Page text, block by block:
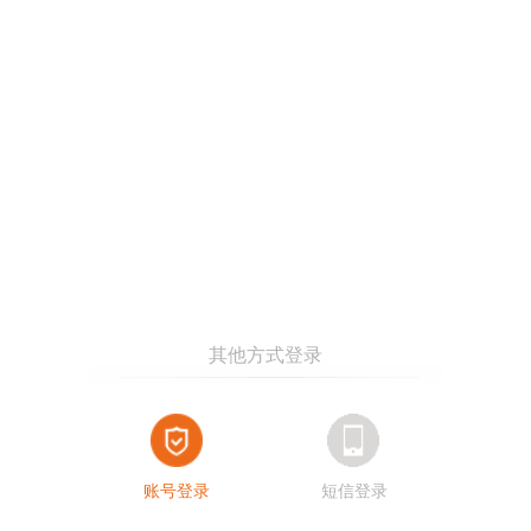
账号登录 短信登录